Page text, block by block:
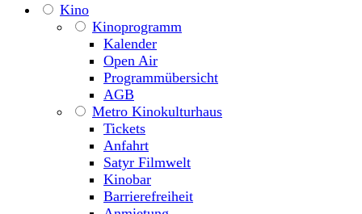
Kino
Kinoprogramm
Kalender
Open Air
Programmübersicht
AGB
Metro Kinokulturhaus
Tickets
Anfahrt
Satyr Filmwelt
Kinobar
Barrierefreiheit